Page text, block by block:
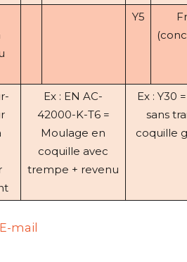
Y5
Ex : EN AC-
42000-K-T6 =
Moulage en
coquille avec
trempe + revenu
Ex : Y30
sans
coquille
E-mail